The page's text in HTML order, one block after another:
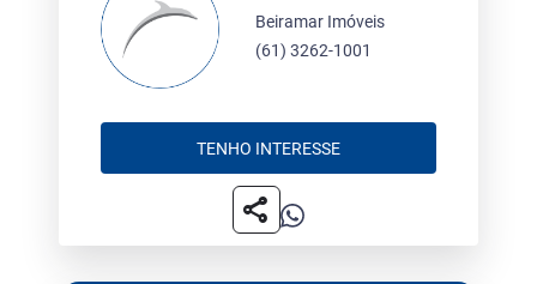
Beiramar Imóveis
(61) 3262-1001
TENHO INTERESSE
share